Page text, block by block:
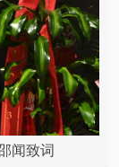
闻致词